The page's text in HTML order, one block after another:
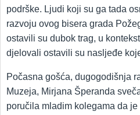
podrške. Ljudi koji su ga tada
razvoju ovog bisera grada
ostavili su dubok trag, u
djelovali ostavili su nasljeđe
Počasna gošća, dugogodišnja
Muzeja, Mirjana Šperanda
poručila mladim kolegama da